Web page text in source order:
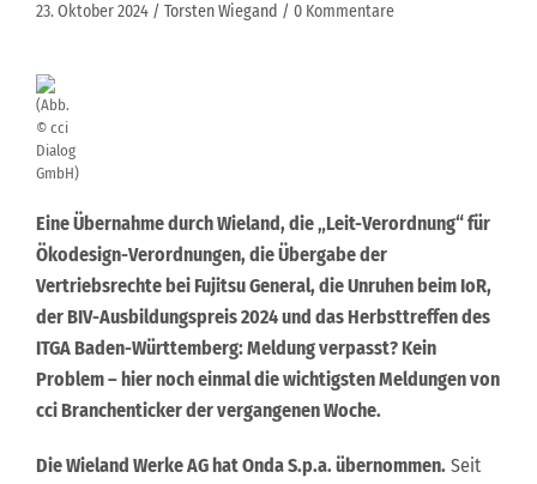
23. Oktober 2024 Torsten Wiegand 0 Kommentare
(Abb.
© cci
Dialog
GmbH)
Eine Übernahme durch Wieland, die „Leit-Verordnung“ für
Ökodesign-Verordnungen, die Übergabe der
Vertriebsrechte bei Fujitsu General, die Unruhen beim IoR,
der BIV-Ausbildungspreis 2024 und das Herbsttreffen des
ITGA Baden-Württemberg: Meldung verpasst? Kein
Problem – hier noch einmal die wichtigsten Meldungen von
cci Branchenticker der vergangenen Woche.
Die Wieland Werke AG hat Onda S.p.a. übernommen. Seit